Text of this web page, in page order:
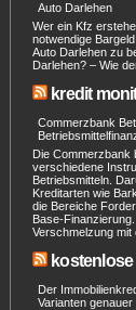
Auto Darlehen
Wer ein Kfz
notwendige
Auto Darlehen zu
Darlehen? – Wie
kredit
Commerzbank
Die Commerzbank
verschiedene
Betriebsmitteln.
Kreditarten wie
die Bereiche
Base-
Verschmelzung
Der
Varianten